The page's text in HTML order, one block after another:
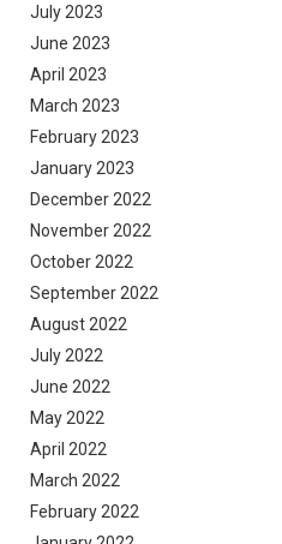
July 2023
June 2023
April 2023
March 2023
February 2023
January 2023
December 2022
November 2022
October 2022
September 2022
August 2022
July 2022
June 2022
May 2022
April 2022
March 2022
February 2022